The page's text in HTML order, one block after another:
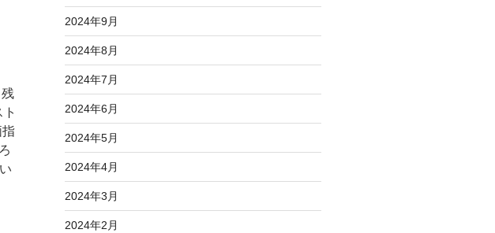
2024年9月
2024年8月
2024年7月
2024年6月
2024年5月
2024年4月
2024年3月
2024年2月